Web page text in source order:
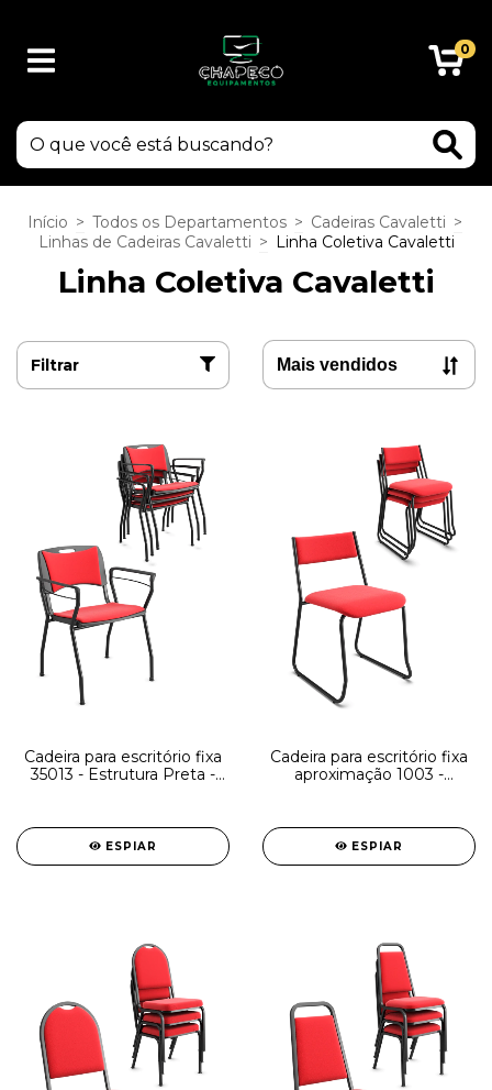
0
Início > Todos os Departamentos > Cadeiras Cavaletti >
Linhas de Cadeiras Cavaletti > Linha Coletiva Cavaletti
Linha Coletiva Cavaletti
Filtrar
Cadeira para escritório fixa
35013 - Estrutura Preta -
ESPIAR
Cadeira para escritório fixa
aproximação 1003 -
ESPIAR